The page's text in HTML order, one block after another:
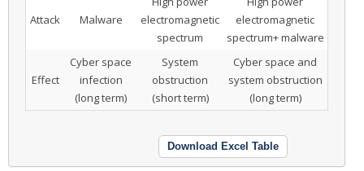
Attack Malware
electromagnetic
spectrum
electromagnetic
spectrum+ malware
Effect
Cyber space
infection
(long term)
System
obstruction
(short term)
Cyber space and
system obstruction
(long term)
Download Excel Table